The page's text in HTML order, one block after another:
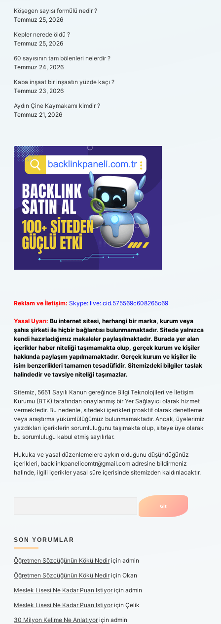
Köşegen sayısı formülü nedir ?
Temmuz 25, 2026
Kepler nerede öldü ?
Temmuz 25, 2026
60 sayısının tam bölenleri nelerdir ?
Temmuz 24, 2026
Kaba inşaat bir inşaatın yüzde kaçı ?
Temmuz 23, 2026
Aydın Çine Kaymakamı kimdir ?
Temmuz 21, 2026
Reklam ve İletişim: Skype: live:.cid.575569c608265c69
Yasal Uyarı: Bu internet sitesi, herhangi bir marka, kurum veya
şahıs şirketi ile hiçbir bağlantısı bulunmamaktadır. Sitede yalnızca
kendi hazırladığımız makaleler paylaşılmaktadır. Burada yer alan
içerikler haber niteliği taşımamakta olup, gerçek kurum ve kişiler
hakkında paylaşım yapılmamaktadır. Gerçek kurum ve kişiler ile
isim benzerlikleri tamamen tesadüfidir. Sitemizdeki bilgiler taslak
halindedir ve tavsiye niteliği taşımazlar.
Sitemiz, 5651 Sayılı Kanun gereğince Bilgi Teknolojileri ve İletişim
Kurumu (BTK) tarafından onaylanmış bir Yer Sağlayıcı olarak hizmet
vermektedir. Bu nedenle, sitedeki içerikleri proaktif olarak denetleme
veya araştırma yükümlülüğümüz bulunmamaktadır. Ancak, üyelerimiz
yazdıkları içeriklerin sorumluluğunu taşımakta olup, siteye üye olarak
bu sorumluluğu kabul etmiş sayılırlar.
Hukuka ve yasal düzenlemelere aykırı olduğunu düşündüğünüz
içerikleri, backlinkpanelicomtr@gmail.com adresine bildirmeniz
halinde, ilgili içerikler yasal süre içerisinde sitemizden kaldırılacaktır.
SON YORUMLAR
Öğretmen Sözcüğünün Kökü Nediriçin admin
Öğretmen Sözcüğünün Kökü Nediriçin Okan
Meslek Lisesi Ne Kadar Puan Istiyoriçin admin
Meslek Lisesi Ne Kadar Puan Istiyoriçin Çelik
30 Milyon Kelime Ne Anlatıyoriçin admin